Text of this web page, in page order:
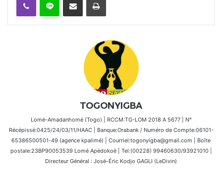
TOGONYIGBA
Lomé-Amadanhomé (Togo) | RCCM:TG-LOM 2018 A 5677 | N°
Récépissé:0425/24/03/11/HAAC | Banque:Orabank / Numéro de Compte:06101-
65386500501-49 (agence kpalimé) | Courriel:togonyigba@gmail.com | Boîte
postale:23BP90053539 Lomé Apédokoè | Tel:(00228) 99460630/93921010 |
Directeur Général : José-Éric Kodjo GAGLI (LeDivin)